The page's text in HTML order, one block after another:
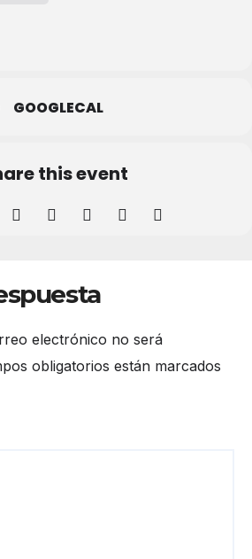
GOOGLECAL
this event
electrónico no será
obligatorios están marcados